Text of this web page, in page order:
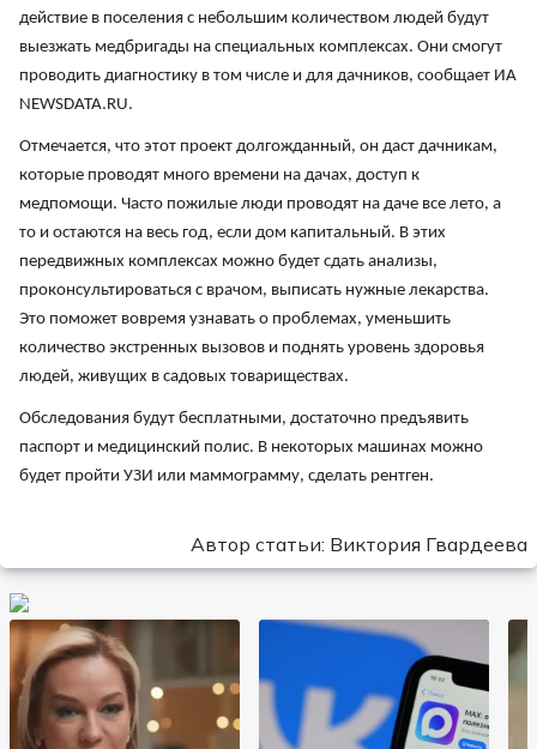
действие в поселения с небольшим количеством людей будут
выезжать медбригады на специальных комплексах. Они смогут
проводить диагностику в том числе и для дачников, сообщает ИА
NEWSDATA.RU.
Отмечается, что этот проект долгожданный, он даст дачникам,
которые проводят много времени на дачах, доступ к
медпомощи. Часто пожилые люди проводят на даче все лето, а
то и остаются на весь год, если дом капитальный. В этих
передвижных комплексах можно будет сдать анализы,
проконсультироваться с врачом, выписать нужные лекарства.
Это поможет вовремя узнавать о проблемах, уменьшить
количество экстренных вызовов и поднять уровень здоровья
людей, живущих в садовых товариществах.
Обследования будут бесплатными, достаточно предъявить
паспорт и медицинский полис. В некоторых машинах можно
будет пройти УЗИ или маммограмму, сделать рентген.
Автор статьи: Виктория Гвардеева